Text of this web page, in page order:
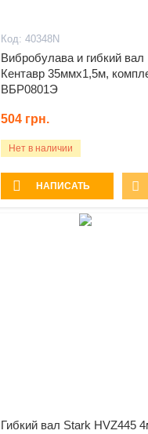
40348N
Вибробулава и гибкий вал
Кентавр 35ммх1,5м,
ВБР0801Э
504 грн.
Нет в наличии
НАПИСАТЬ
Гибкий вал Stark HVZ445